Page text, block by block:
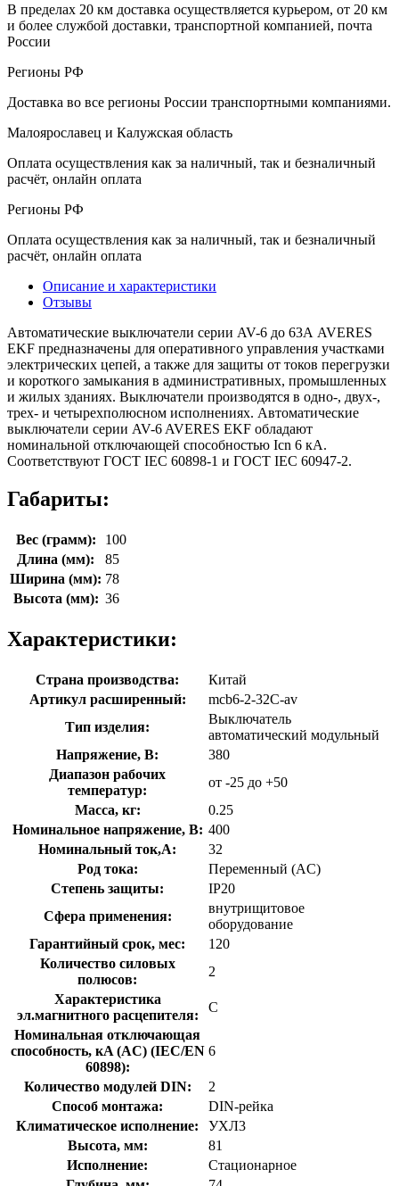
В пределах 20 км доставка осуществляется курьером, от 20 км
и более службой доставки, транспортной компанией, почта
России
Регионы РФ
Доставка во все регионы России транспортными компаниями.
Малоярославец и Калужская область
Оплата осуществления как за наличный, так и безналичный
расчёт, онлайн оплата
Регионы РФ
Оплата осуществления как за наличный, так и безналичный
расчёт, онлайн оплата
Описание и характеристики
Отзывы
Автоматические выключатели серии AV-6 до 63А AVERES
EKF предназначены для оперативного управления участками
электрических цепей, а также для защиты от токов перегрузки
и короткого замыкания в административных, промышленных
и жилых зданиях. Выключатели производятся в одно-, двух-,
трех- и четырехполюсном исполнениях. Автоматические
выключатели серии AV-6 AVERES EKF обладают
номинальной отключающей способностью Icn 6 кА.
Соответствуют ГОСТ IEC 60898-1 и ГОСТ IEC 60947-2.
Габариты:
Вес (грамм):
100
Длина (мм):
85
Ширина (мм): 78
Высота (мм): 36
Характеристики:
Страна производства:
Китай
Артикул расширенный:
mcb6-2-32C-av
Тип изделия:
Выключатель
автоматический модульный
Напряжение, В:
380
Диапазон рабочих
температур:
от -25 до +50
Масса, кг:
0.25
Номинальное напряжение, В: 400
Номинальный ток,А:
32
Род тока:
Переменный (AC)
Степень защиты:
IP20
Сфера применения:
внутрищитовое
оборудование
Гарантийный срок, мес:
120
Количество силовых
полюсов:
2
Характеристика
эл.магнитного расцепителя:
C
Номинальная отключающая
способность, кA (AC) (IEC/EN
60898):
6
Количество модулей DIN:
2
Способ монтажа:
DIN-рейка
Климатическое исполнение:
УХЛ3
Высота, мм:
81
Исполнение:
Стационарное